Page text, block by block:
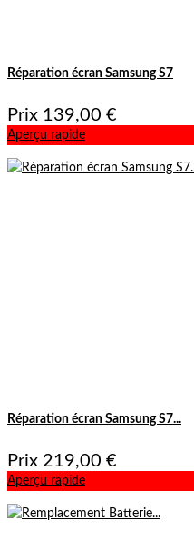
Réparation écran Samsung S7
Prix 139,00 €
Aperçu rapide
Réparation écran Samsung S7...
Prix 219,00 €
Aperçu rapide